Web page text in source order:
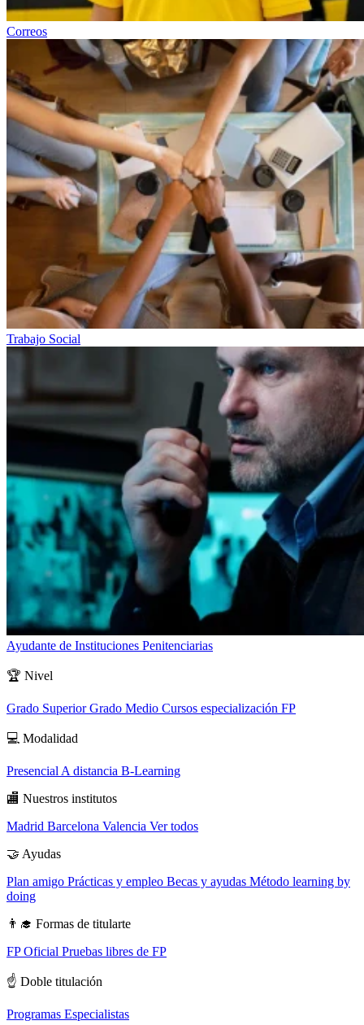
Correos
Trabajo Social
Ayudante de Instituciones Penitenciarias
🏆 Nivel
Grado SuperiorGrado Medio Cursos especialización FP
💻 Modalidad
Presencial A distancia B-Learning
🏬 Nuestros institutos
Madrid Barcelona Valencia Ver todos
🤝 Ayudas
Plan amigo Prácticas y empleo Becas y ayudas Método learning by
doing
👨‍🎓 Formas de titularte
FP Oficial Pruebas libres de FP
☝️ Doble titulación
Programas Especialistas